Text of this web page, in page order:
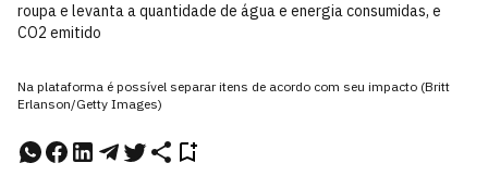
roupa e levanta a quantidade de água e energia consumidas, e
CO2 emitido
Na plataforma é possível separar itens de acordo com seu impacto (Britt
Erlanson/Getty Images)